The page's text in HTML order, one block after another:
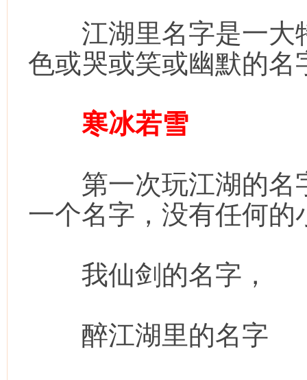
江湖里名字是一大
色或哭或笑或幽默的名
寒冰若雪
第一次玩江湖的名
一个名字，没有任何的
我仙剑的名字，
醉江湖里的名字